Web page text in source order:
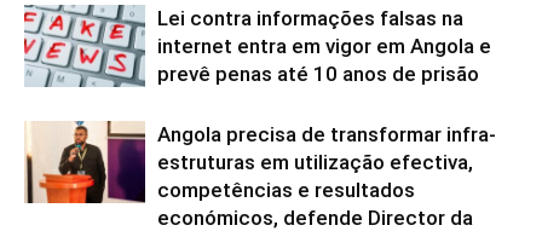
Lei contra informações falsas na
internet entra em vigor em Angola e
prevê penas até 10 anos de prisão
Angola precisa de transformar infra-
estruturas em utilização efectiva,
competências e resultados
económicos, defende Director da